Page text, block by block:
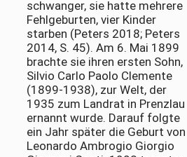
schwanger, sie hatte mehrere
Fehlgeburten, vier Kinder
starben (Peters 2018; Peters
2014, S. 45). Am 6. Mai 1899
brachte sie ihren ersten Sohn,
Silvio Carlo Paolo Clemente
(1899-1938), zur Welt, der
1935 zum Landrat in Prenzlau
ernannt wurde. Darauf folgte
ein Jahr später die Geburt von
Leonardo Ambrogio Giorgio